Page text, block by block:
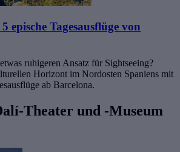
epische Tagesausflüge von
ruhigeren Ansatz für Sightseeing?
Horizont im Nordosten Spaniens mit
ab Barcelona.
Theater und -Museum